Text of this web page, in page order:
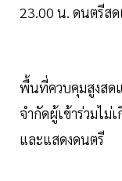
23.00 น. ดนตรีสด
พื้นที่ควบคุมสูงสด
จำกัดผู้เข้าร่วมไม่
และแสดงดนตรี